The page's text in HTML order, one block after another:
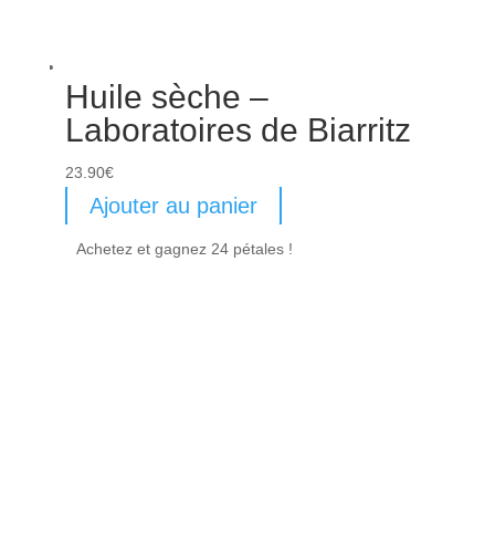
Huile sèche –
Laboratoires de Biarritz
23.90€
Ajouter au panier
Achetez et gagnez 24 pétales !